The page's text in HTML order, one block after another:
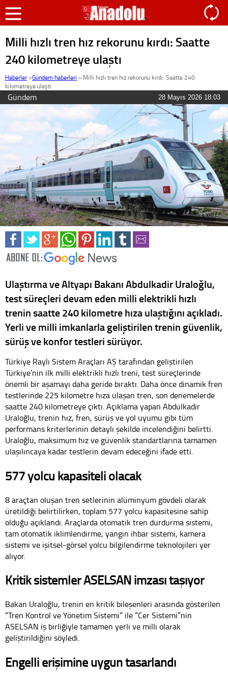
Milli hızlı tren hız rekorunu kırdı: Saatte
240 kilometreye ulaştı
Haberler >Gündem haberleri » Milli hızlı tren hız rekorunu kırdı: Saatte 240
kilometreye ulaştı
Gündem 28 Mayıs 2026 18:03
Ulaştırma ve Altyapı Bakanı Abdulkadir Uraloğlu,
test süreçleri devam eden milli elektrikli hızlı
trenin saatte 240 kilometre hıza ulaştığını açıkladı.
Yerli ve milli imkanlarla geliştirilen trenin güvenlik,
sürüş ve konfor testleri sürüyor.
Türkiye Raylı Sistem Araçları AŞ tarafından geliştirilen
Türkiye’nin ilk milli elektrikli hızlı treni, test süreçlerinde
önemli bir aşamayı daha geride bıraktı. Daha önce dinamik fren
testlerinde 225 kilometre hıza ulaşan tren, son denemelerde
saatte 240 kilometreye çıktı. Açıklama yapan Abdulkadir
Uraloğlu, trenin hız, fren, sürüş ve yol uyumu gibi tüm
performans kriterlerinin detaylı şekilde incelendiğini belirtti.
Uraloğlu, maksimum hız ve güvenlik standartlarına tamamen
ulaşılıncaya kadar testlerin devam edeceğini ifade etti.
577 yolcu kapasiteli olacak
8 araçtan oluşan tren setlerinin alüminyum gövdeli olarak
üretildiği belirtilirken, toplam 577 yolcu kapasitesine sahip
olduğu açıklandı. Araçlarda otomatik tren durdurma sistemi,
tam otomatik iklimlendirme, yangın ihbar sistemi, kamera
sistemi ve işitsel-görsel yolcu bilgilendirme teknolojileri yer
alıyor.
Kritik sistemler ASELSAN imzası taşıyor
Bakan Uraloğlu, trenin en kritik bileşenleri arasında gösterilen
“Tren Kontrol ve Yönetim Sistemi” ile “Cer Sistemi”nin
ASELSAN iş birliğiyle tamamen yerli ve milli olarak
geliştirildiğini söyledi.
Engelli erişimine uygun tasarlandı